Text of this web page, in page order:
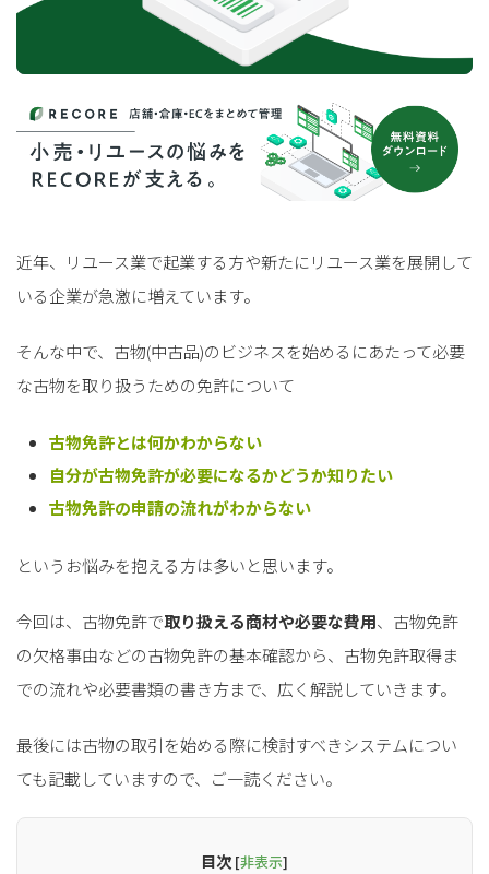
近年、リユース業で起業する方や新たにリユース業を展開して
いる企業が急激に増えています。
そんな中で、古物(中古品)のビジネスを始めるにあたって必要
な古物を取り扱うための免許について
古物免許とは何かわからない
自分が古物免許が必要になるかどうか知りたい
古物免許の申請の流れがわからない
というお悩みを抱える方は多いと思います。
今回は、古物免許で取り扱える商材や必要な費用、古物免許
の欠格事由などの古物免許の基本確認から、古物免許取得ま
での流れや必要書類の書き方まで、広く解説していきます。
最後には古物の取引を始める際に検討すべきシステムについ
ても記載していますので、ご一読ください。
目次 [非表示]